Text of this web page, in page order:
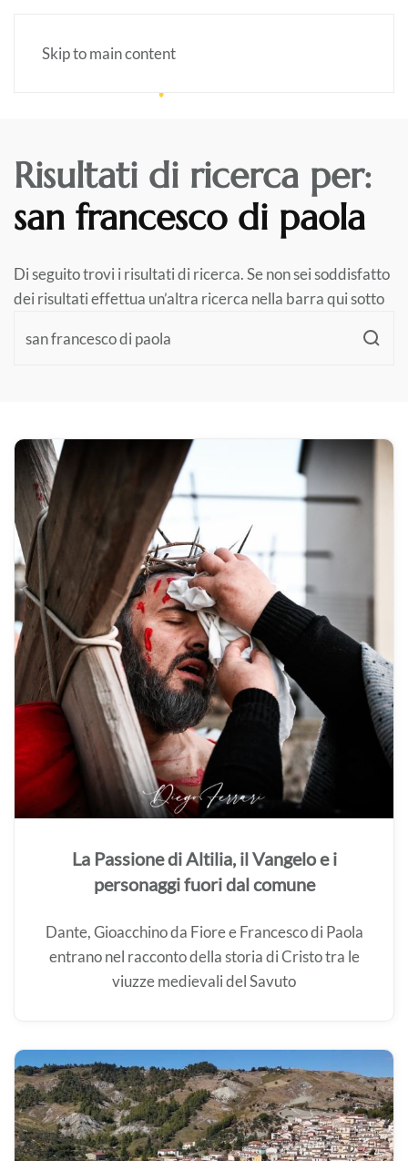
Skip to main content
Risultati di ricerca per:
san francesco di paola
Di seguito trovi i risultati di ricerca. Se non sei soddisfatto
dei risultati effettua un’altra ricerca nella barra qui sotto
La Passione di Altilia, il Vangelo e i
personaggi fuori dal comune
Dante, Gioacchino da Fiore e Francesco di Paola
entrano nel racconto della storia di Cristo tra le
viuzze medievali del Savuto